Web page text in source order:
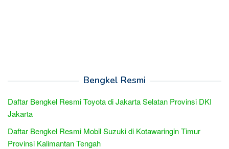
Bengkel Resmi
Daftar Bengkel Resmi Toyota di Jakarta Selatan Provinsi DKI
Jakarta
Daftar Bengkel Resmi Mobil Suzuki di Kotawaringin Timur
Provinsi Kalimantan Tengah